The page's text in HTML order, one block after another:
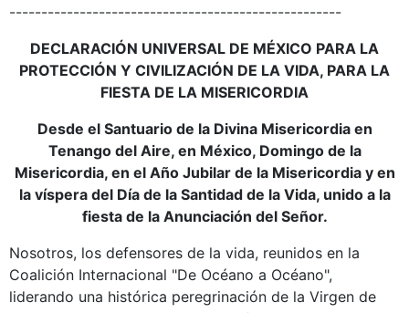
----------------------------------------------------
DECLARACIÓN UNIVERSAL DE MÉXICO PARA LA
PROTECCIÓN Y CIVILIZACIÓN DE LA VIDA, PARA LA
FIESTA DE LA MISERICORDIA
Desde el Santuario de la Divina Misericordia en
Tenango del Aire, en México, Domingo de la
Misericordia, en el Año Jubilar de la Misericordia y en
la víspera del Día de la Santidad de la Vida, unido a la
fiesta de la Anunciación del Señor.
Nosotros, los defensores de la vida, reunidos en la
Coalición Internacional "De Océano a Océano",
liderando una histórica peregrinación de la Virgen de